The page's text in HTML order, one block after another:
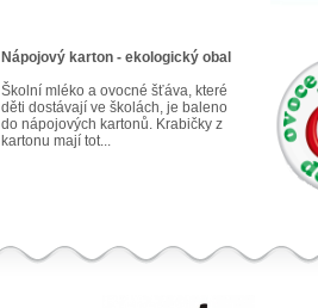
Nápojový karton - ekologický obal
Školní mléko a ovocné šťáva, které
děti dostávají ve školách, je baleno
do nápojových kartonů. Krabičky z
kartonu mají tot...